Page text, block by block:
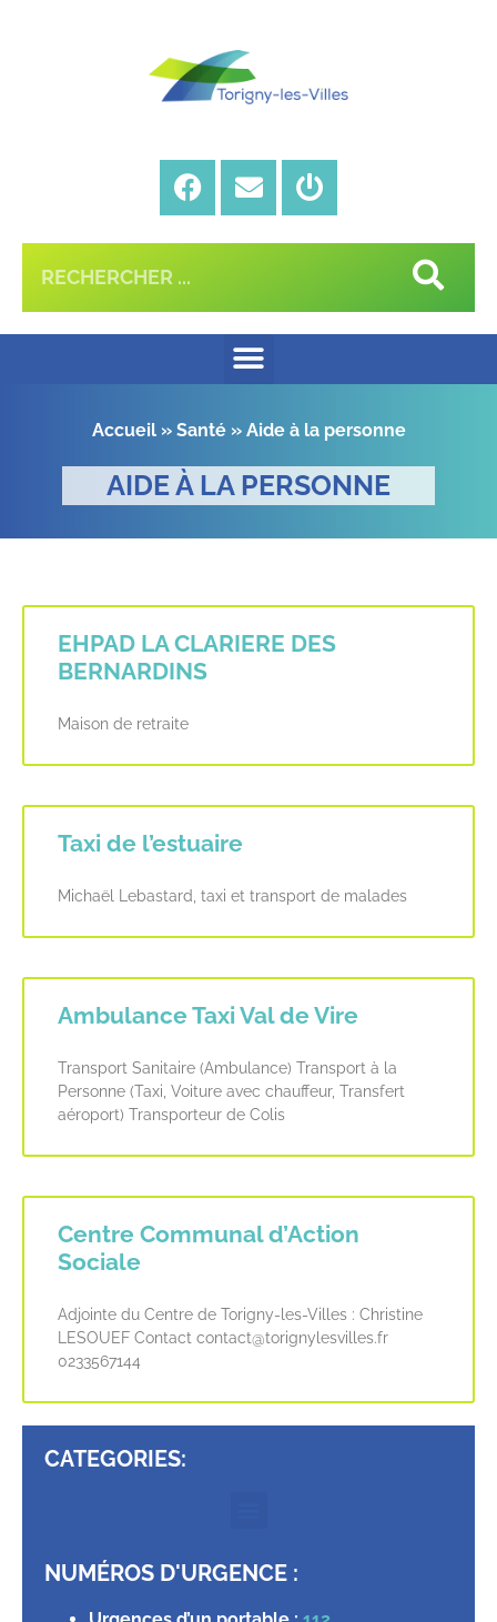
Accueil» Santé» Aide à la personne
AIDE À LA PERSONNE
EHPAD LA CLARIERE DES
BERNARDINS
Maison de retraite
Taxi de l’estuaire
Michaël Lebastard, taxi et transport de malades
Ambulance Taxi Val de Vire
Transport Sanitaire (Ambulance) Transport à la
Personne (Taxi, Voiture avec chauffeur, Transfert
aéroport) Transporteur de Colis
Centre Communal d’Action
Sociale
Adjointe du Centre de Torigny-les-Villes : Christine
LESOUEF Contact contact@torignylesvilles.fr
0233567144
CATEGORIES:
NUMÉROS D'URGENCE :